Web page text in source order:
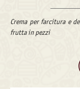
Crema per farcitura e
frutta in pezzi